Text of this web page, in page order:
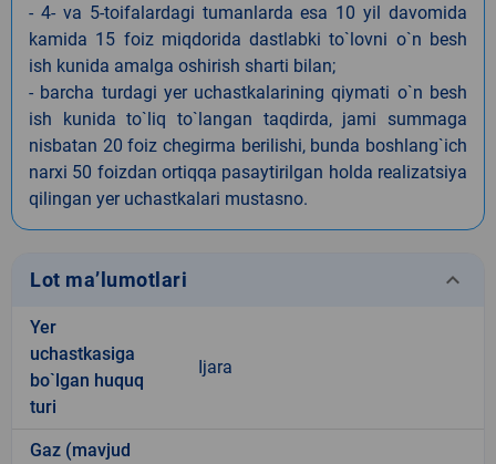
- 4- va 5-toifalardagi tumanlarda esa 10 yil davomida
kamida 15 foiz miqdorida dastlabki to`lovni o`n besh
ish kunida amalga oshirish sharti bilan;
- barcha turdagi yer uchastkalarining qiymati o`n besh
ish kunida to`liq to`langan taqdirda, jami summaga
nisbatan 20 foiz chegirma berilishi, bunda boshlang`ich
narxi 50 foizdan ortiqqa pasaytirilgan holda realizatsiya
qilingan yer uchastkalari mustasno.
Lot ma’lumotlari keyboard_arrow_down
Yer
uchastkasiga
bo`lgan huquq
turi
Ijara
Gaz (mavjud